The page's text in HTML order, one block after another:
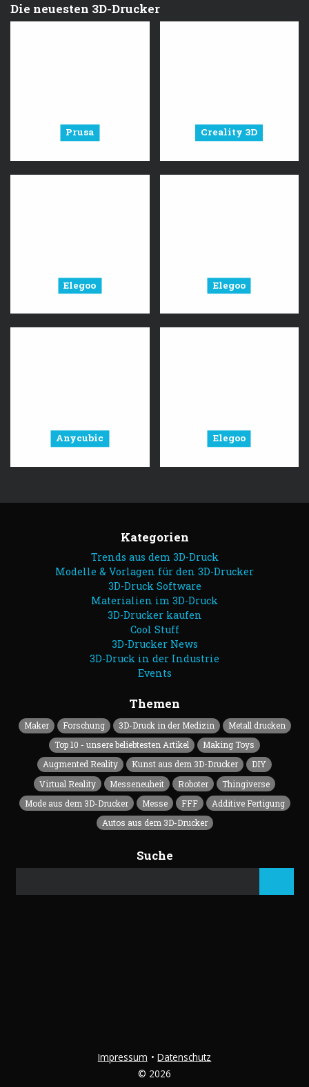
Die neuesten 3D-Drucker
Prusa Creality 3D
Elegoo Elegoo
Anycubic Elegoo
Kategorien
Trends aus dem 3D-Druck
Modelle & Vorlagen für den 3D-Drucker
3D-Druck Software
Materialien im 3D-Druck
3D-Drucker kaufen
Cool Stuff
3D-Drucker News
3D-Druck in der Industrie
Events
Themen
Maker Forschung 3D-Druck in der Medizin
Metall drucken
Top 10 - unsere beliebtesten Artikel
Making Toys
Augmented Reality
Kunst aus dem 3D-Drucker
DIY
Virtual Reality
Messeneuheit Roboter
Thingiverse
Mode aus dem 3D-Drucker
Messe FFF
Additive Fertigung
Autos aus dem 3D-Drucker
Suche
Impressum
Datenschutz
© 2026